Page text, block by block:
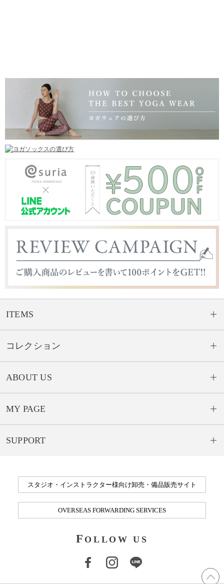
ITEMS
コレクション
ABOUT US
MY PAGE
SUPPORT
スタジオ・インストラクター様向け卸売・備品販売サイト
OVERSEAS FORWARDING SERVICES
F OLLOW US